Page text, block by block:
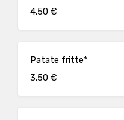
4.50 €
Patate fritte*
3.50 €